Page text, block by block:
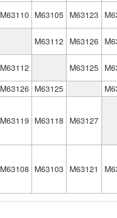
M63110 M63105 M63123
M63112 M63126
M63112 M63125
M63126 M63125
M63119 M63118 M63127
M63108 M63103 M63121